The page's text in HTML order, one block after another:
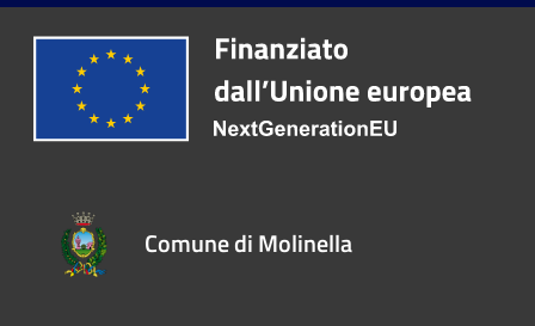
Comune di Molinella